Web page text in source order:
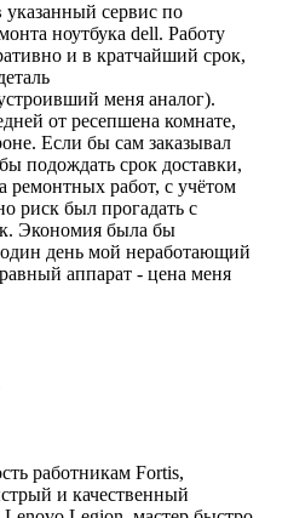
сервис по
ноутбука dell. Работу
и в кратчайший срок,
меня аналог).
от ресепшена комнате,
Если бы сам заказывал
подождать срок доставки,
работ, с учётом
риск был прогадать с
Экономия была бы
один день мой неработающий
аппарат - цена меня
работникам Fortis,
и качественный